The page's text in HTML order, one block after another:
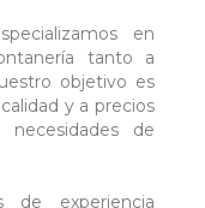
en
tanto a
objetivo es
y a precios
de
experiencia